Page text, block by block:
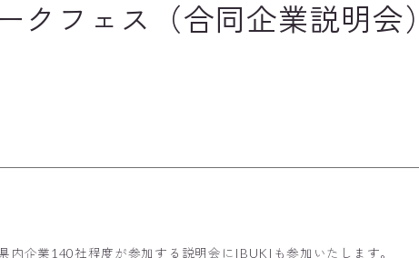
クフェス（合同企業説明会）
内企業140社程度が参加する説明会にIBUKIも参加いたします。